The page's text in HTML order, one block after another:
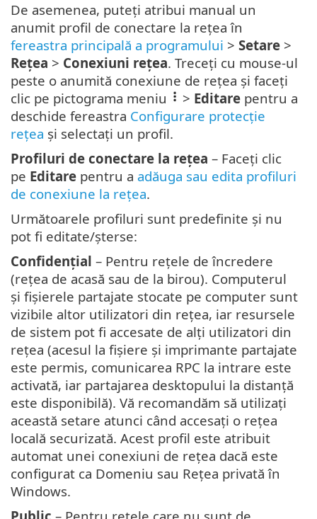
De asemenea, puteți atribui manual un
anumit profil de conectare la rețea în
fereastra principală a programului > Setare >
Rețea > Conexiuni rețea. Treceți cu mouse-ul
peste o anumită conexiune de rețea și faceți
clic pe pictograma meniu
> Editare pentru a
deschide fereastra Configurare protecție
rețea și selectați un profil.
Profiluri de conectare la rețea – Faceți clic
pe Editare pentru a adăuga sau edita profiluri
de conexiune la rețea.
Următoarele profiluri sunt predefinite și nu
pot fi editate/șterse:
Confidențial – Pentru rețele de încredere
(rețea de acasă sau de la birou). Computerul
și fișierele partajate stocate pe computer sunt
vizibile altor utilizatori din rețea, iar resursele
de sistem pot fi accesate de alți utilizatori din
rețea (acesul la fișiere și imprimante partajate
este permis, comunicarea RPC la intrare este
activată, iar partajarea desktopului la distanță
este disponibilă). Vă recomandăm să utilizați
această setare atunci când accesați o rețea
locală securizată. Acest profil este atribuit
automat unei conexiuni de rețea dacă este
configurat ca Domeniu sau Rețea privată în
Windows.